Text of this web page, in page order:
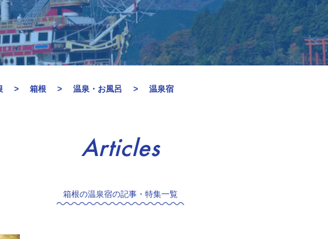
箱根 温泉・お風呂 温泉宿
Articles
箱根の温泉宿の記事・特集一覧